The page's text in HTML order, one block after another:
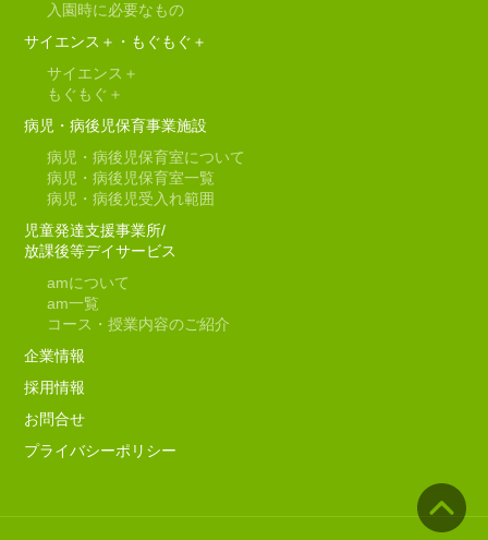
入園時に必要なもの
サイエンス＋・もぐもぐ＋
サイエンス＋
もぐもぐ＋
病児・病後児保育事業施設
病児・病後児保育室について
病児・病後児保育室一覧
病児・病後児受入れ範囲
児童発達支援事業所/
放課後等デイサービス
amについて
am一覧
コース・授業内容のご紹介
企業情報
採用情報
お問合せ
プライバシーポリシー